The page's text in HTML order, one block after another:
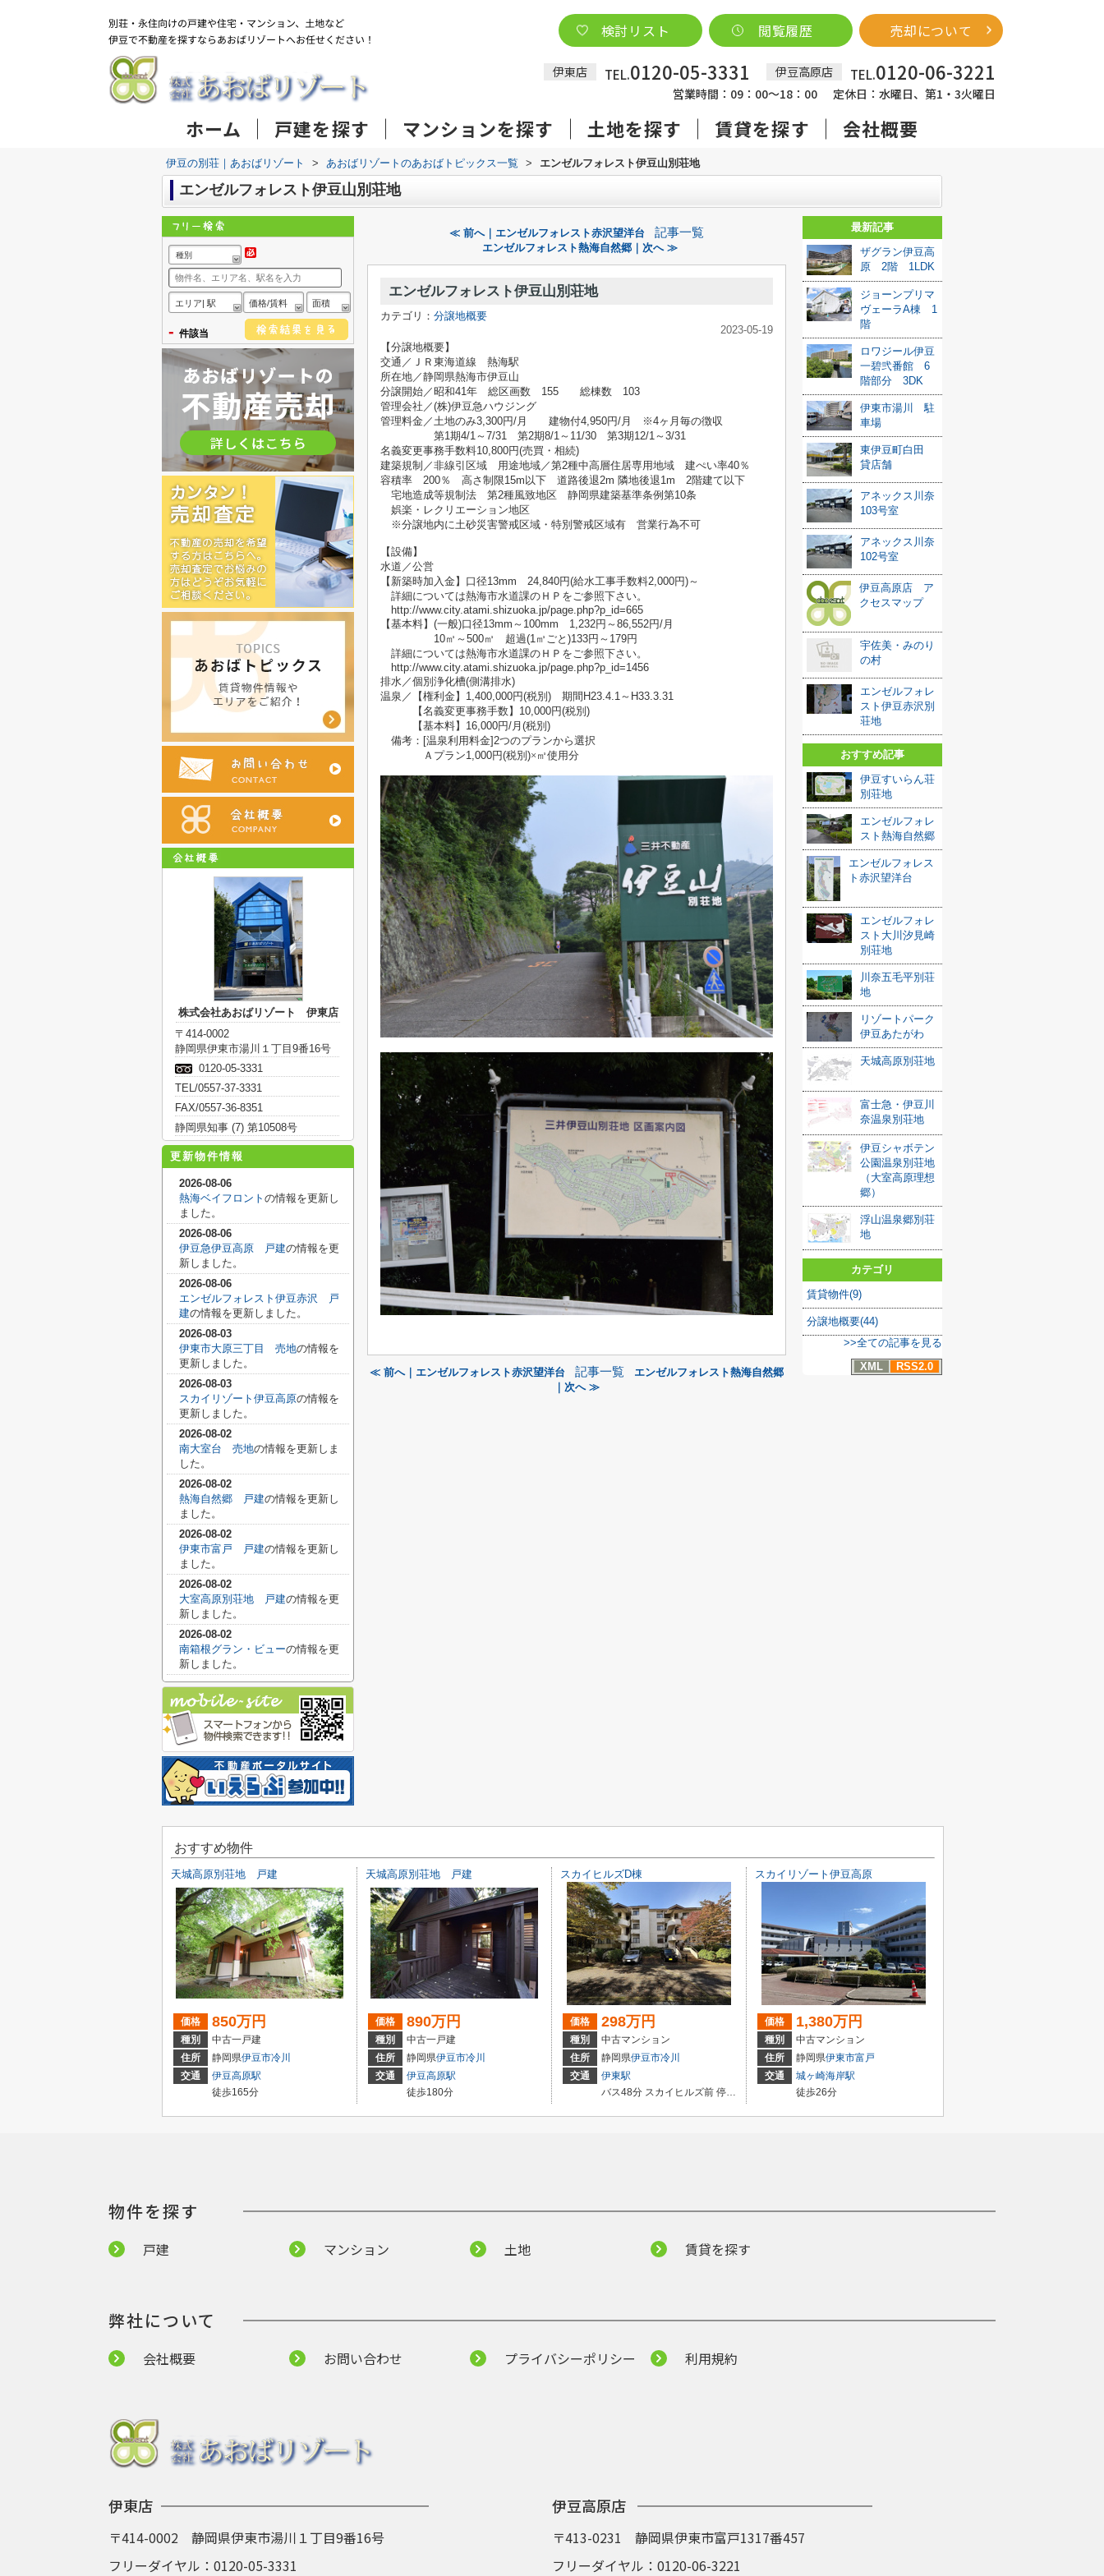
伊東店 TEL.0120-05-3331 伊豆高原店 TEL.0120-06-3221
営業時間：09：00～18：00 定休日：水曜日、第1・3火曜日
検討リスト 閲覧履歴 売却について
ホーム 戸建を探す マンションを探す 土地を探す 賃貸を探す 会社概要
伊豆の別荘｜あおばリゾート > あおばリゾートのあおばトピックス一覧 > エンゼルフォレスト伊豆山別荘地
エンゼルフォレスト伊豆山別荘地
≪ 前へ｜エンゼルフォレスト赤沢望洋台 記事一覧
エンゼルフォレスト熱海自然郷｜次へ ≫
エンゼルフォレスト伊豆山別荘地
カテゴリ： 分譲地概要
2023-05-19
【分譲地概要】
交通／ＪＲ東海道線 熱海駅
所在地／静岡県熱海市伊豆山
分譲開始／昭和41年 総区画数 155 総棟数 103
管理会社／(株)伊豆急ハウジング
管理料金／土地のみ3,300円/月 建物付4,950円/月 ※4ヶ月毎の徴収
第1期4/1～ 7/31 第2期8/1～ 11/30 第3期12/1～ 3/31
名義変更事務手数料10,800円(売買・相続)
建築規制／非線引区域 用途地域／第2種中高層住居専用地域 建ぺい率40％
容積率 200％ 高さ制限15m 以下 道路後退2m 隣地後退1m 2階建て以下
宅地造成等規制法 第2種風致地区 静岡県建築基準条例第10条
娯楽・レクリエーション地区
※分譲地内に土砂災害警戒区域・特別警戒区域有 営業行為不可
【設備】
水道／公営
【新築時加入金】口径13mm 24,840円(給水工事手数料2,000円)～
詳細については熱海市水道課のＨＰをご参照下さい。
http://www.city.atami.shizuoka.jp/page.php?p_id=665
【基本料】 (一般)口径13mm ～ 100mm 1,232円～ 86,552円/月
10㎥～ 500㎥ 超過(1㎥ごと )133円～ 179円
詳細については熱海市水道課のＨＰをご参照下さい。
http://www.city.atami.shizuoka.jp/page.php?p_id=1456
排水／個別浄化槽(側溝排水)
温泉／【権利金】 1,400,000円(税別 ) 期間 H23.4.1～ H33.3.31
【名義変更事務手数】 10,000円(税別 )
【基本料】 16,000円/月 (税別 )
備考： [温泉利用料金]2つのプランから選択
Ａプラン1,000円(税別 )×㎥使用分
≪ 前へ｜エンゼルフォレスト赤沢望洋台 記事一覧
エンゼルフォレスト熱海自然郷
｜次へ ≫
最新記事
ザグラン伊豆高
原 2階 1LDK
ジョーンプリマ
ヴェーラA棟 1
階
ロワジール伊豆
一碧弐番館 6
階部分 3DK
伊東市湯川 駐
車場
東伊豆町白田
貸店舗
アネックス川奈
103号室
アネックス川奈
102号室
伊豆高原店 ア
クセスマップ
宇佐美・みのり
の村
エンゼルフォレ
スト伊豆赤沢別
荘地
おすすめ記事
伊豆すいらん荘
別荘地
エンゼルフォレ
スト熱海自然郷
エンゼルフォレス
ト赤沢望洋台
エンゼルフォレ
スト大川汐見崎
別荘地
川奈五毛平別荘
地
リゾートパーク
伊豆あたがわ
天城高原別荘地
富士急・伊豆川
奈温泉別荘地
伊豆シャボテン
公園温泉別荘地
（大室高原理想
郷）
浮山温泉郷別荘
地
カテゴリ
賃貸物件(9)
分譲地概要(44)
>>全ての記事を見る
XML
RSS2.0
種別
エリア| 駅 価格/賃料 面積
- 件該当
株式会社あおばリゾート 伊東店
〒414-0002
静岡県伊東市湯川１丁目9番16号
0120-05-3331
TEL/0557-37-3331
FAX/0557-36-8351
静岡県知事 (7) 第10508号
更新物件情報
2026-08-06
熱海ベイフロント の情報を更新し
ました。
2026-08-06
伊豆急伊豆高原 戸建の情報を更
新しました。
2026-08-06
エンゼルフォレスト伊豆赤沢 戸
建の情報を更新しました。
2026-08-03
伊東市大原三丁目 売地の情報を
更新しました。
2026-08-03
スカイリゾート伊豆高原の情報を
更新しました。
2026-08-02
南大室台 売地の情報を更新しま
した。
2026-08-02
熱海自然郷 戸建の情報を更新し
ました。
2026-08-02
伊東市富戸 戸建の情報を更新し
ました。
2026-08-02
大室高原別荘地 戸建の情報を更
新しました。
2026-08-02
南箱根グラン・ビューの情報を更
新しました。
おすすめ物件
天城高原別荘地 戸建
価格 850万円
種別
中古一戸建
住所
静岡県伊豆市冷川
交通
伊豆高原駅
徒歩165分
天城高原別荘地 戸建
価格 890万円
種別
中古一戸建
住所
静岡県伊豆市冷川
交通
伊豆高原駅
徒歩180分
スカイヒルズD棟
価格 298万円
種別
中古マンション
住所
静岡県伊豆市冷川
交通
伊東駅
バス48分 スカイヒルズ前 停歩1分
スカイリゾート伊豆高原
価格 1,380万円
種別
中古マンション
住所
静岡県伊東市富戸
交通
城ヶ崎海岸駅
徒歩26分
物件を探す
戸建 マンション 土地 賃貸を探す
弊社について
会社概要 お問い合わせ プライバシーポリシー 利用規約
伊東店
〒414-0002 静岡県伊東市湯川１丁目9番16号
フリーダイヤル： 0120-05-3331
伊豆高原店
〒413-0231 静岡県伊東市富戸1317番457
フリーダイヤル： 0120-06-3221